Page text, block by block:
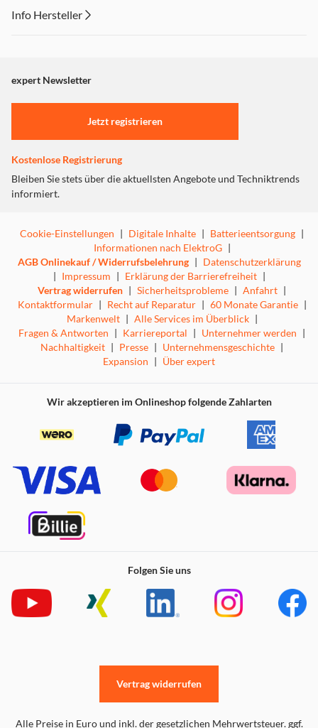
Info Hersteller
"Marketing".
Einstellungen anpassen
expert Newsletter
Jetzt registrieren
Kostenlose Registrierung
Bleiben Sie stets über die aktuellsten Angebote und Techniktrends
informiert.
Cookie-Einstellungen | Digitale Inhalte | Batterieentsorgung |
Informationen nach ElektroG |
AGB Onlinekauf / Widerrufsbelehrung | Datenschutzerklärung
| Impressum | Erklärung der Barrierefreiheit |
Vertrag widerrufen | Sicherheitsprobleme | Anfahrt |
Kontaktformular | Recht auf Reparatur | 60 Monate Garantie |
Markenwelt | Alle Services im Überblick |
Fragen & Antworten | Karriereportal | Unternehmer werden |
Nachhaltigkeit | Presse | Unternehmensgeschichte |
Expansion | Über expert
Wir akzeptieren im Onlineshop folgende Zahlarten
Folgen Sie uns
Alle Preise in Euro und inkl. der gesetzlichen Mehrwertsteuer. ggf.
Vertrag widerrufen